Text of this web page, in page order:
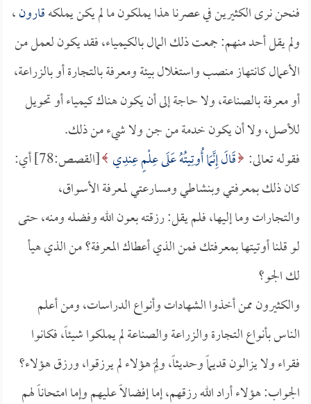
فنحن نرى الكثيرين في عصرنا هذا يملكون ما لم يكن يملكهقارون،
ولم يقل أحد منهم: جمعت ذلك المال بالكيمياء، فقد يكون لعمل من
الأعمال كانتهاز منصب واستغلال بيئة ومعرفة بالتجارة أو بالزراعة،
أو معرفة بالصناعة، ولا حاجة إلى أن يكون هناك كيمياء أو تحويل
للأصل، ولا أن يكون خدمة من جن ولا شيء من ذلك.
فقوله تعالى: قَالَ إِنَّمَا أُوتِيتُهُ عَلَى عِلْمٍ عِندِي
[القصص:78] أي:
كان ذلك بمعرفتي وبنشاطي ومسارعتي لمعرفة الأسواق،
والتجارات وما إليها، فلم يقل: رزقته بعون الله وفضله ومنه، حتى
لو قلنا أوتيتها بمعرفتك فمن الذي أعطاك المعرفة؟ من الذي هيأ
لك الجو؟
والكثيرون ممن أخذوا الشهادات وأنواع الدراسات، ومن أعلم
الناس بأنواع التجارة والزراعة والصناعة لم يملكوا شيئاً، فكانوا
فقراء ولا يزالون قديماً وحديثاً، ولِمَ هؤلاء لم يرزقوا، ورزق هؤلاء؟
الجواب: هؤلاء أراد الله رزقهم، إما إفضالاً عليهم وإما امتحاناً لهم